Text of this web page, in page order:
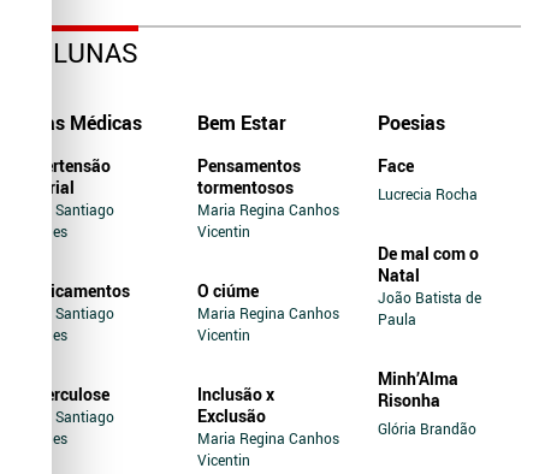
COLUNAS
Dicas Médicas
Hipertensão
Arterial
Jairo Santiago
Novaes
Medicamentos
Jairo Santiago
Novaes
Tuberculose
Jairo Santiago
Novaes
Bem Estar
Pensamentos
tormentosos
Maria Regina Canhos
Vicentin
O ciúme
Maria Regina Canhos
Vicentin
Inclusão x
Exclusão
Maria Regina Canhos
Vicentin
Poesias
Face
Lucrecia Rocha
De mal com o
Natal
João Batista de
Paula
Minh’Alma
Risonha
Glória Brandão